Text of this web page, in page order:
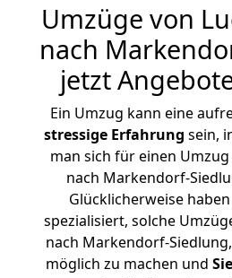
Umzüge von
nach
jetzt
Ein Umzug kann eine
stressige Erfahrung sein,
man sich für einen
nach Markendorf-
Glücklicherweise
spezialisiert, solche
nach Markendorf-
möglich zu machen und